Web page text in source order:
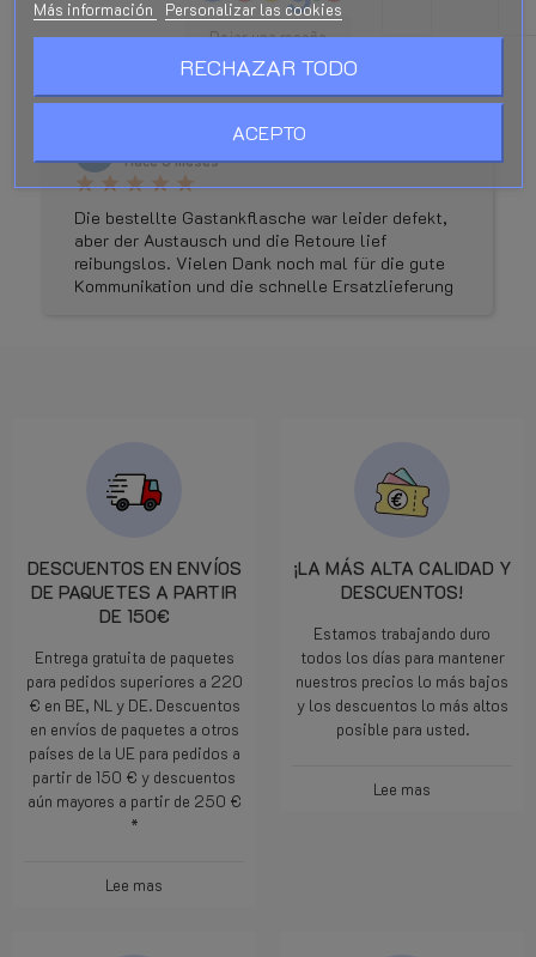
Dejar una reseña
Hace 5 meses
starstarstarstarstar
Die bestellte Gastankflasche war leider defekt,
aber der Austausch und die Retoure lief
reibungslos. Vielen Dank noch mal für die gute
Kommunikation und die schnelle Ersatzlieferung
DESCUENTOS EN ENVÍOS
DE PAQUETES A PARTIR
DE 150€
Entrega gratuita de paquetes
para pedidos superiores a 220
€ en BE, NL y DE. Descuentos
en envíos de paquetes a otros
países de la UE para pedidos a
partir de 150 € y descuentos
aún mayores a partir de 250 €
*
Lee mas
¡LA MÁS ALTA CALIDAD Y
DESCUENTOS!
Estamos trabajando duro
todos los días para mantener
nuestros precios lo más bajos
y los descuentos lo más altos
posible para usted.
Lee mas
Más información Personalizar las cookies
RECHAZAR TODO
ACEPTO